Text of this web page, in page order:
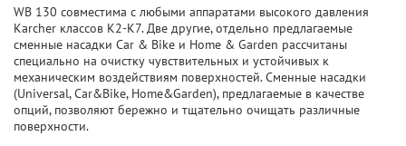
WB 130 совместима с любыми аппаратами высокого давления
Karcher классов K2-K7. Две другие, отдельно предлагаемые
сменные насадки Car & Bike и Home & Garden рассчитаны
специально на очистку чувствительных и устойчивых к
механическим воздействиям поверхностей. Сменные насадки
(Universal, Car&Bike, Home&Garden), предлагаемые в качестве
опций, позволяют бережно и тщательно очищать различные
поверхности.